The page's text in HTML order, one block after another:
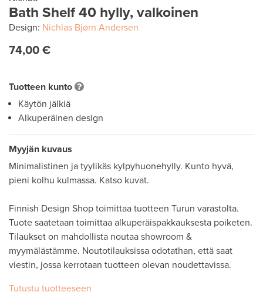
Bath Shelf 40 hylly, valkoinen
Design: Nichlas Bjørn Andersen
74,00 €
Tuotteen kunto
Käytön jälkiä
Alkuperäinen design
Myyjän kuvaus
Minimalistinen ja tyylikäs kylpyhuonehylly. Kunto hyvä,
pieni kolhu kulmassa. Katso kuvat.
Finnish Design Shop toimittaa tuotteen Turun varastolta.
Tuote saatetaan toimittaa alkuperäispakkauksesta poiketen.
Tilaukset on mahdollista noutaa showroom &
myymälästämme. Noutotilauksissa odotathan, että saat
viestin, jossa kerrotaan tuotteen olevan noudettavissa.
Tutustu tuotteeseen